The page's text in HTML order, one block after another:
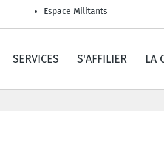
Espace Militants
SERVICES S'AFFILIER LA